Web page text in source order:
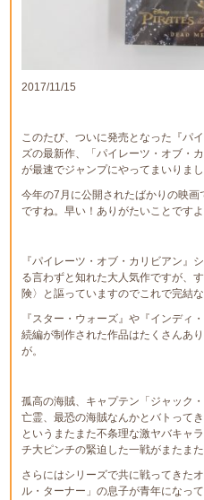
2017/11/15
このたび、ついに発売となった『パ
ズの最新作、「パイレーツ・オブ・
が最速でジャンプにやってまいりま
今年の7月に公開されたばかりの映
ですね。早い！ありがたいことです
『パイレーツ・オブ・カリビアン』
る言わずと知れた大人気作ですが、
険〉と謳っていますのでこれで完結
『スター・ウォーズ』や『インディ
続編が制作された作品はたくさんあ
が。
孤高の海賊、キャプテン「ジャック
亡霊、最恐の海賊なんかとバトって
というまたまた不条理な激ヤバキャ
チ大ピンチの緊迫した一戦がまたま
さらにはシリーズで共に戦ってきた
ル・ターナー」の息子が青年になっ